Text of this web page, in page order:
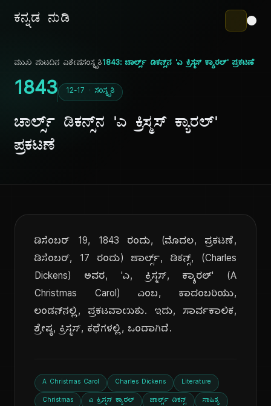
ಕನ್ನಡ ನುಡಿ
ಮುಖ ಪುಟದಿನ ವಿಶೇಷಸಂಸ್ಕೃತಿ1843: ಚಾರ್ಲ್ಸ್ ಡಿಕನ್ಸ್‌ನ 'ಎ ಕ್ರಿಸ್ಮಸ್ ಕ್ಯಾರಲ್' ಪ್ರಕಟಣೆ
1843 12-17 · ಸಂಸ್ಕೃತಿ
ಚಾರ್ಲ್ಸ್ ಡಿಕನ್ಸ್‌ನ 'ಎ ಕ್ರಿಸ್ಮಸ್ ಕ್ಯಾರಲ್'
ಪ್ರಕಟಣೆ
ಡಿಸೆಂಬರ್ 19, 1843 ರಂದು, (ಮೊದಲ, ಪ್ರಕಟಣೆ,
ಡಿಸೆಂಬರ್, 17 ರಂದು) ಚಾರ್ಲ್ಸ್, ಡಿಕನ್ಸ್, (Charles
Dickens) ಅವರ, 'ಎ, ಕ್ರಿಸ್ಮಸ್, ಕ್ಯಾರಲ್' (A
Christmas Carol) ಎಂಬ, ಕಾದಂಬರಿಯು,
ಲಂಡನ್‌ನಲ್ಲಿ, ಪ್ರಕಟವಾಯಿತು. ಇದು, ಸಾರ್ವಕಾಲಿಕ,
ಶ್ರೇಷ್ಠ, ಕ್ರಿಸ್ಮಸ್, ಕಥೆಗಳಲ್ಲಿ, ಒಂದಾಗಿದೆ.
A Christmas Carol Charles Dickens Literature
Christmas ಎ ಕ್ರಿಸ್ಮಸ್ ಕ್ಯಾರಲ್ ಚಾರ್ಲ್ಸ್ ಡಿಕನ್ಸ್ ಸಾಹಿತ್ಯ